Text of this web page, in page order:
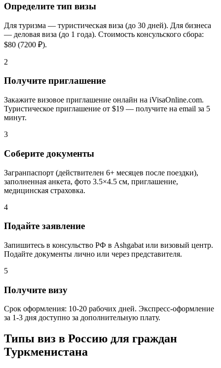
Определите тип визы
Для туризма — туристическая виза (до 30 дней). Для бизнеса
— деловая виза (до 1 года). Стоимость консульского сбора:
$80 (7200 ₽).
2
Получите приглашение
Закажите визовое приглашение онлайн на iVisaOnline.com.
Туристическое приглашение от $19 — получите на email за 5
минут.
3
Соберите документы
Загранпаспорт (действителен 6+ месяцев после поездки),
заполненная анкета, фото 3.5×4.5 см, приглашение,
медицинская страховка.
4
Подайте заявление
Запишитесь в консульство РФ в Ashgabat или визовый центр.
Подайте документы лично или через представителя.
5
Получите визу
Срок оформления: 10-20 рабочих дней. Экспресс-оформление
за 1-3 дня доступно за дополнительную плату.
Типы виз в Россию для граждан
Туркменистана